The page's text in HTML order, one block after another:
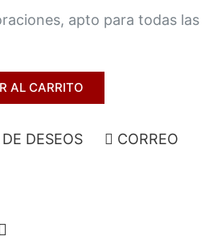
apto para todas las
AL CARRITO
DESEOS
CORREO